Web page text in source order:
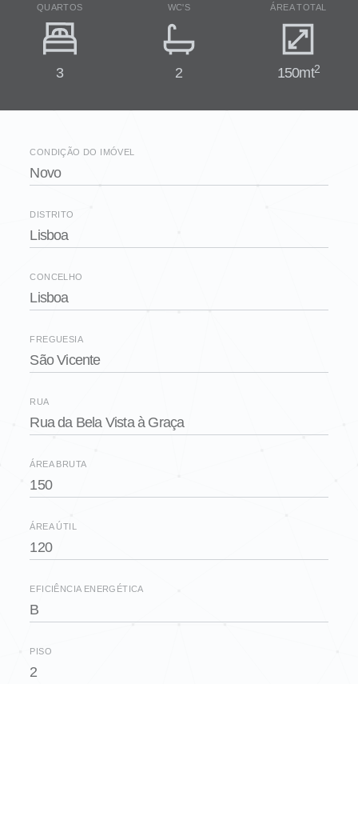
QUARTOS
3
WC'S
2
ÁREA TOTAL
150mt2
CONDIÇÃO DO IMÓVEL
Novo
DISTRITO
Lisboa
CONCELHO
Lisboa
FREGUESIA
São Vicente
RUA
Rua da Bela Vista à Graça
ÁREA BRUTA
150
ÁREA ÚTIL
120
EFICIÊNCIA ENERGÉTICA
B
PISO
2